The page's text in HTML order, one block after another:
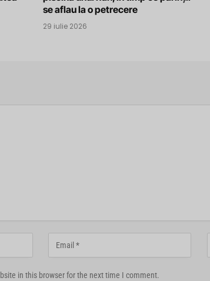
se aflau la o petrecere
29 iulie 2026
in this browser for the next time I comment.